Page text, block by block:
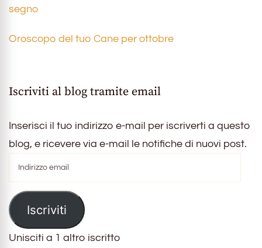
segno
Oroscopo del tuo Cane per ottobre
Iscriviti al blog tramite email
Inserisci il tuo indirizzo e-mail per iscriverti a questo
blog, e ricevere via e-mail le notifiche di nuovi post.
email
Iscriviti
Unisciti a 1 altro iscritto